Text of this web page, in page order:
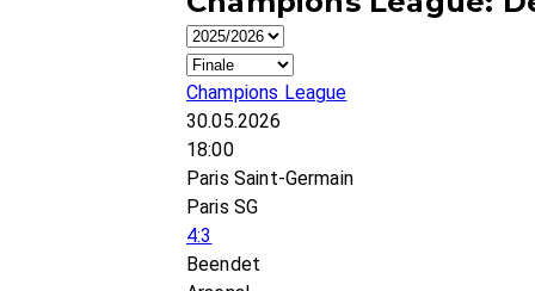
Champions League
30.05.2026
18:00
Paris Saint-Germain
Paris SG
4:3
Beendet